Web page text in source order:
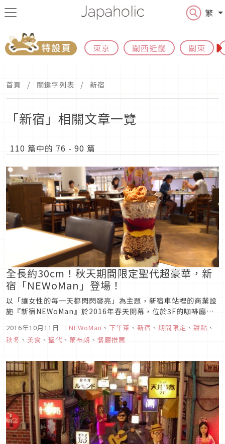
繁
東京 關西近畿 關東
首頁 關鍵字列表 新宿
「新宿」相關文章一覽
110 篇中的 76 - 90 篇
全長約30cm！秋天期間限定聖代超豪華，新
宿「NEWoMan」登場！
以「讓女性的每一天都閃閃發亮」為主題，新宿車站裡的商業設
施『新宿NEWoMan』於2016年春天開幕，位於3F的咖啡廳
『SALON BAKE ＆ TEA』，現在備受關注的是一道秋季甜點
『秋 聖代（Parfait D'automne）』。
2016年10月11日 ｜ NEWoMan 、 下午茶 、 新宿 、 期間限定 、 甜點 、
秋冬 、 美食 、 聖代 、 蒙布朗 、 餐廳推薦